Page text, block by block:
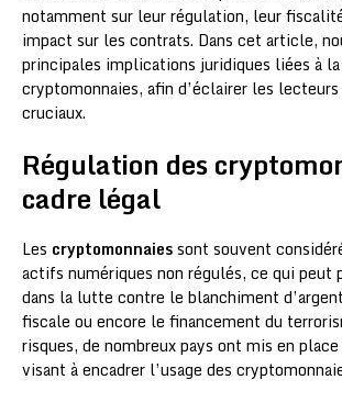
notamment sur leur régulation, leur
impact sur les contrats. Dans cet article,
principales implications juridiques liées à
cryptomonnaies, afin d’éclairer les
cruciaux.
Régulation des
cadre légal
Les cryptomonnaiessont souvent
actifs numériques non régulés, ce qui peut
dans la lutte contre le blanchiment
fiscale ou encore le financement du
risques, de nombreux pays ont mis en
visant à encadrer l’usage des